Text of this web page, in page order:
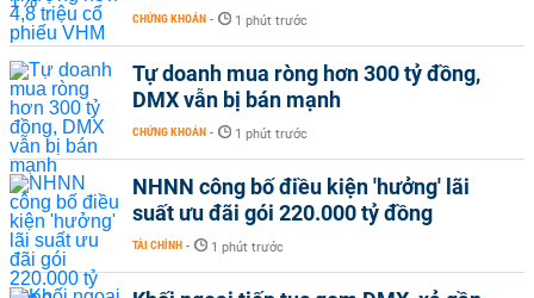
CHỨNG KHOÁN - 1 phút trước
Tự doanh mua ròng hơn 300 tỷ đồng,
DMX vẫn bị bán mạnh
CHỨNG KHOÁN - 1 phút trước
NHNN công bố điều kiện 'hưởng' lãi
suất ưu đãi gói 220.000 tỷ đồng
TÀI CHÍNH - 1 phút trước